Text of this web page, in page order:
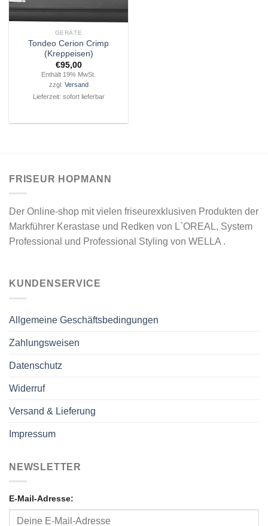
GERÄTE
Tondeo Cerion Crimp
(Kreppeisen)
€95,00
Enthält 19% MwSt.
zzgl. Versand
Lieferzeit: sofort lieferbar
FRISEUR HOPMANN
Der Online-shop mit vielen friseurexklusiven Produkten der
Markführer Kerastase und Redken von L`OREAL, System
Professional und Professional Styling von WELLA .
KUNDENSERVICE
Allgemeine Geschäftsbedingungen
Zahlungsweisen
Datenschutz
Widerruf
Versand & Lieferung
Impressum
NEWSLETTER
E-Mail-Adresse: